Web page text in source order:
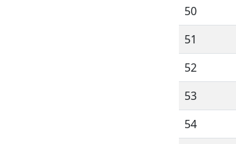
50
51
52
53
54